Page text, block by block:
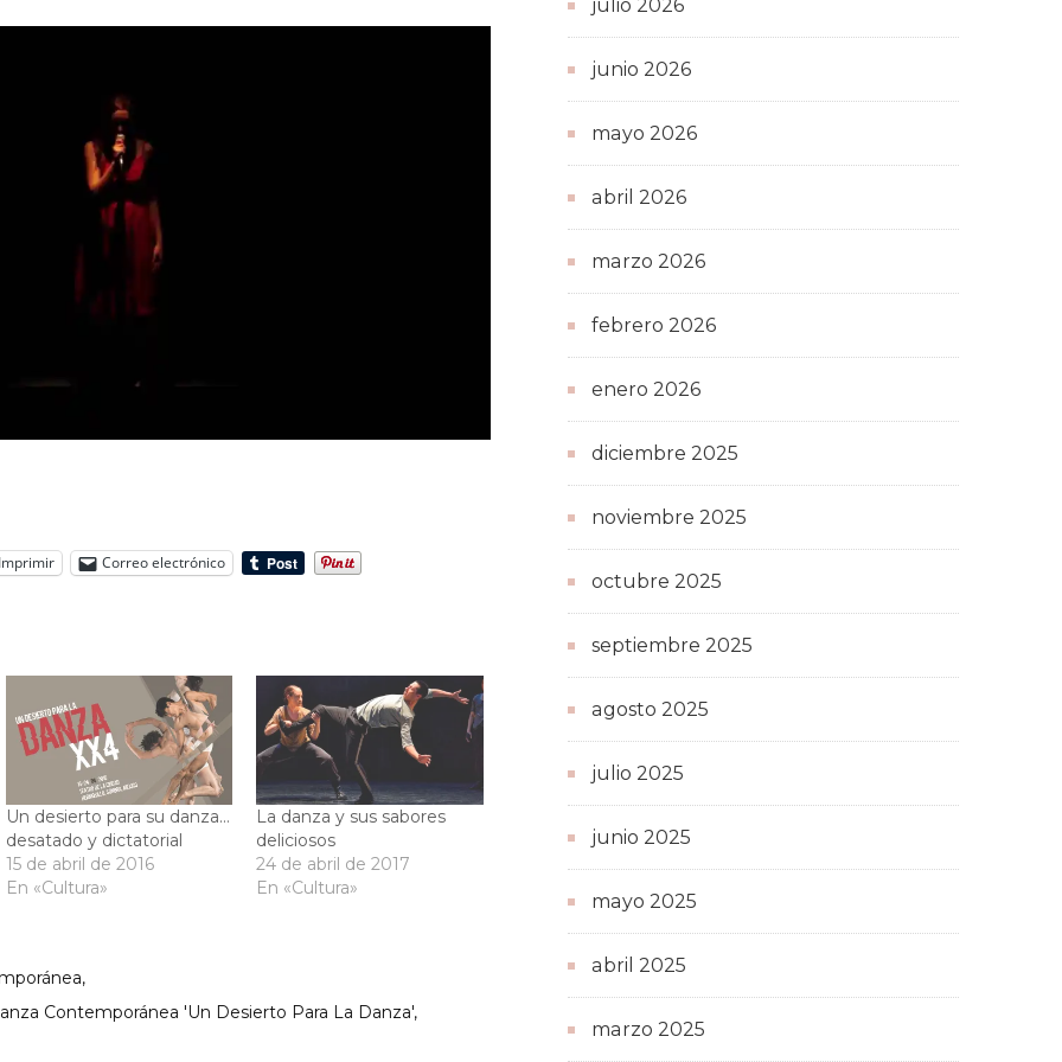
Imprimir Correo electrónico
Un desierto para su danza…
desatado y dictatorial
15 de abril de 2016
En «Cultura»
La danza y sus sabores
deliciosos
24 de abril de 2017
En «Cultura»
Contemporánea 'Un Desierto Para La Danza'
julio 2026
junio 2026
mayo 2026
abril 2026
marzo 2026
febrero 2026
enero 2026
diciembre 2025
noviembre 2025
octubre 2025
septiembre 2025
agosto 2025
julio 2025
junio 2025
mayo 2025
abril 2025
marzo 2025